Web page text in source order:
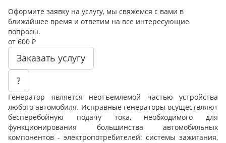
Оформите заявку на услугу, мы свяжемся с вами в
ближайшее время и ответим на все интересующие
вопросы.
от 600 ₽
Заказать услугу
?
Генератор является неотъемлемой частью устройства
любого автомобиля. Исправные генераторы осуществляют
бесперебойную подачу тока, необходимого для
функционирования большинства автомобильных
компонентов - электропотребителей: системы зажигания,